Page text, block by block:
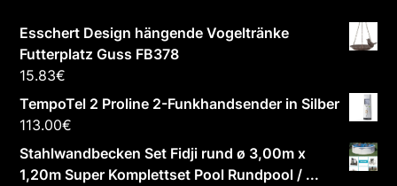
Esschert Design hängende Vogeltränke
Futterplatz Guss FB378
15.83€
TempoTel 2 Proline 2-Funkhandsender in Silber
113.00€
Stahlwandbecken Set Fidji rund ø 3,00m x
1,20m Super Komplettset Pool Rundpool / ...